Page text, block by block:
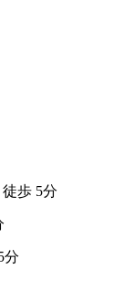
徒歩 5分
分